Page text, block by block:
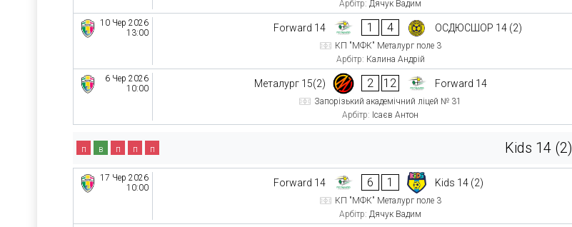
Арбітр: Дячук Вадим
10 Чер 2026
13:00
Forward 14 1 4 ОСДЮСШОР 14 (2)
КП "МФК" Металург поле 3
Арбітр: Калина Андрій
6 Чер 2026
10:00
Металург 15(2) 2 12 Forward 14
Запорізький академічний ліцей № 31
Арбітр: Ісаєв Антон
Kids 14 (2)
п в п п п
17 Чер 2026
10:00
Forward 14 6 1 Kids 14 (2)
КП "МФК" Металург поле 3
Арбітр: Дячук Вадим